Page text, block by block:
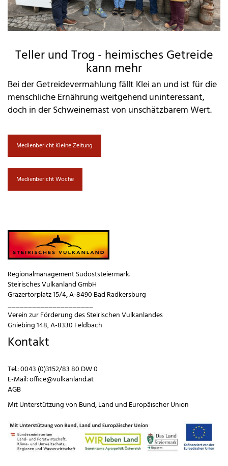
Teller und Trog - heimisches Getreide
kann mehr
Bei der Getreidevermahlung fällt Klei an und ist für die
menschliche Ernährung weitgehend uninteressant,
doch in der Schweinemast von unschätzbarem Wert.
Medienbericht Kleine Zeitung
Medienbericht Woche
Regionalmanagement Südoststeiermark.
Steirisches Vulkanland GmbH
Grazertorplatz 15/4, A-8490 Bad Radkersburg
_____________________
Verein zur Förderung des Steirischen Vulkanlandes
Gniebing 148, A-8330 Feldbach
Kontakt
Tel.:0043 (0)3152/83 80 DW 0
E-Mail:office@vulkanland.at
AGB
Mit Unterstützung von Bund,Land und Europäischer Union